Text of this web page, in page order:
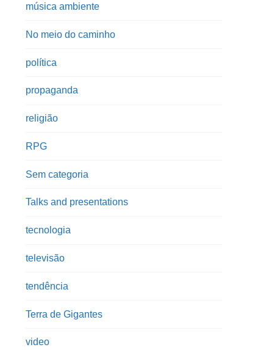
música ambiente
No meio do caminho
política
propaganda
religião
RPG
Sem categoria
Talks and presentations
tecnologia
televisão
tendência
Terra de Gigantes
video